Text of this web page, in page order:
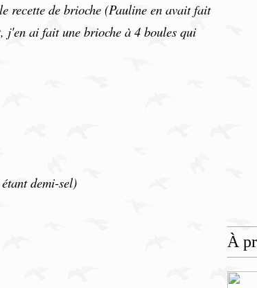
recette de brioche (Pauline en avait fait
j'en ai fait une brioche à 4 boules qui
demi-sel)
À